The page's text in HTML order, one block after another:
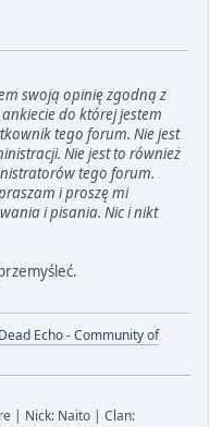
swoją opinię zgodną z
do której jestem
tego forum. Nie jest
Nie jest to również
tego forum.
i proszę mi
i pisania. Nic i nikt
Dead Echo - Community of
| Nick: Naito | Clan: